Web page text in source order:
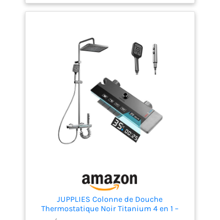
température est maintenue dans la sécurité 38
perdue, eau froide s’arrête, protège les enfants et
les personnes âgées, fournit un environnement de
douche confortable et sûr Deux types de douches :
Le top spray de 200 mm a une grande zone de
douche et l'eau de silicone sort, qui a la fonction de
purification de l'eau. Veuillez appuyer sur le bouton
gauche et tourner le bouton, vous pouvez librement
basculer entre les deux modes d'eau de la douche
de tête et de la douchette à main Conseils
d'entretien:Les résidus de calcaire et de saleté sur
la buse de douche en silicone peuvent être
facilement essuyés avec votre pouce, en gardant le
abrasifs, acides ou chlorés
JUPPLIES Colonne de Douche
Thermostatique Noir Titanium 4 en 1 –
Effet Pluie 25cm | Écran LED | Mitigeur